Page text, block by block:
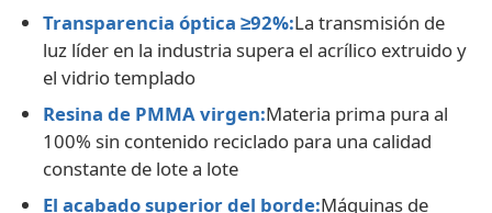
caja de presentación de acrílico
Hoja de acrílico de espejo
Hoja acrílica congelada
Transparencia óptica ≥92%:La transmisión de
luz líder en la industria supera el acrílico extruido y
el vidrio templado
Resina de PMMA virgen:Materia prima pura al
100% sin contenido reciclado para una calidad
constante de lote a lote
El acabado superior del borde:Máquinas de